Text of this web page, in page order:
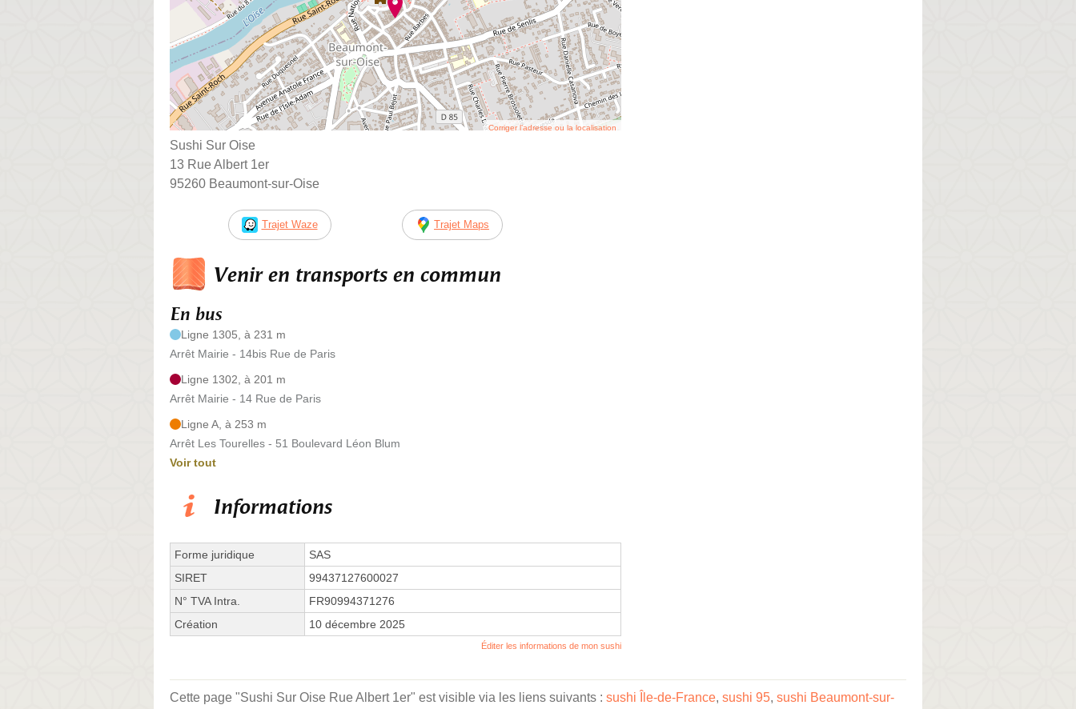
Corriger l’adresse ou la localisation
Sushi Sur Oise
13 Rue Albert 1er
95260 Beaumont-sur-Oise
Trajet Waze Trajet Maps
Venir en transports en commun
En bus
Ligne 1305, à 231 m
Arrêt Mairie - 14bis Rue de Paris
Ligne 1302, à 201 m
Arrêt Mairie - 14 Rue de Paris
Ligne A, à 253 m
Arrêt Les Tourelles - 51 Boulevard Léon Blum
Voir tout
Informations
Forme juridique
SAS
SIRET
99437127600027
N° TVA Intra.
FR90994371276
Création
10 décembre 2025
Éditer les informations de mon sushi
Cette page "Sushi Sur Oise Rue Albert 1er" est visible via les liens suivants : sushi Île-de-France, sushi 95, sushi Beaumont-sur-